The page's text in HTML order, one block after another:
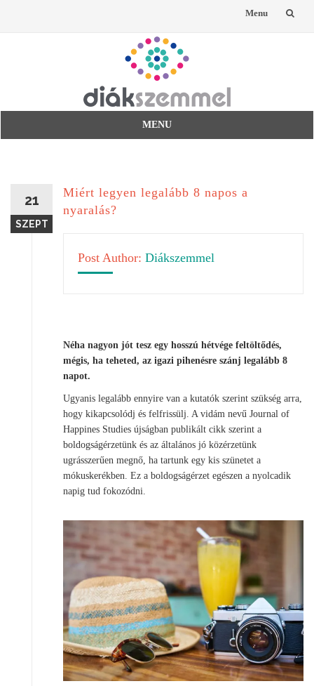
Menu
MENU
21
SZEPT
Miért legyen legalább 8 napos a
nyaralás?
Post Author: Diákszemmel
Néha nagyon jót tesz egy hosszú hétvége feltöltődés,
mégis, ha teheted, az igazi pihenésre szánj legalább 8
napot.
Ugyanis legalább ennyire van a kutatók szerint szükség arra,
hogy kikapcsolódj és felfrissülj. A vidám nevű Journal of
Happines Studies újságban publikált cikk szerint a
boldogságérzetünk és az általános jó közérzetünk
ugrásszerűen megnő, ha tartunk egy kis szünetet a
mókuskerékben. Ez a boldogságérzet egészen a nyolcadik
napig tud fokozódni.